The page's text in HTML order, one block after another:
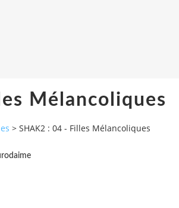
Mélancoliques
> SHAK2 : 04 - Filles Mélancoliques